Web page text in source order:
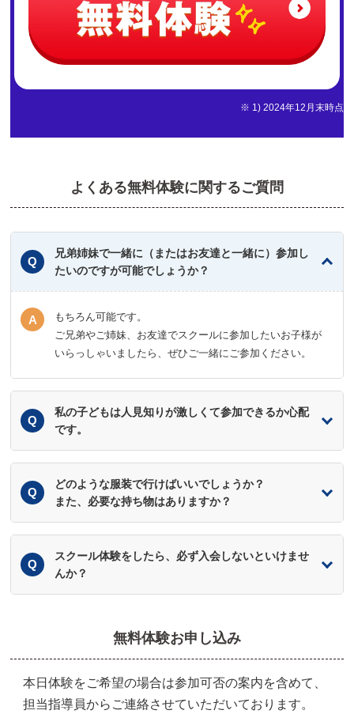
※ 1) 2024年12月末時点
よくある無料体験に関するご質問
兄弟姉妹で一緒に（またはお友達と一緒に）参加し
たいのですが可能でしょうか？
もちろん可能です。
ご兄弟やご姉妹、お友達でスクールに参加したいお子様が
いらっしゃいましたら、ぜひご一緒にご参加ください。
私の子どもは人見知りが激しくて参加できるか心配
です。
どのような服装で行けばいいでしょうか？
また、必要な持ち物はありますか？
スクール体験をしたら、必ず入会しないといけませ
んか？
無料体験お申し込み
本日体験をご希望の場合は参加可否の案内を含めて、
担当指導員からご連絡させていただいております。